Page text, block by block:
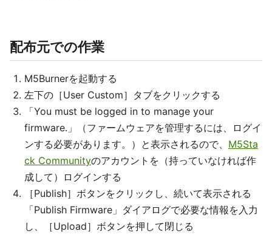
配布元での作業
M5Burnerを起動する
左下の［User Custom］タブをクリックする
「You must be logged in to manage your
firmware.」（ファームウェアを管理するには、ログイ
ンする必要があります。）と表示されるので、 M5Sta
ck Communityのアカウントを（持っていなければ作
成して）ログインする
［Publish］ボタンをクリックし、続いて表示される
「Publish Firmware」ダイアログで必要な情報を入力
し、［Upload］ボタンを押して閉じる